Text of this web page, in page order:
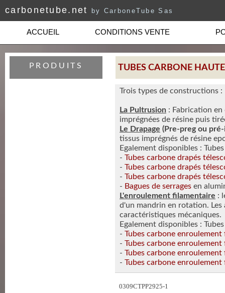
carbonetube.net by CarboneTube Sas
ACCUEIL CONDITIONS VENTE
PRODUITS TUBES CARBONE
Trois types de constructions :
La Pultrusion : Fabrication
imprégnées de résine puis
Le Drapage (Pre-preg ou
tissus imprégnés de résine
Egalement disponibles :
- Tubes carbone drapés
- Tubes carbone drapés
- Tubes carbone drapés
- Bagues de serrages en
L'enroulement filamentaire :
d'un mandrin en rotation.
caractéristiques mécaniques.
Egalement disponibles :
- Tubes carbone
- Tubes carbone
- Tubes carbone
- Tubes carbone
0309CTPP2925-1